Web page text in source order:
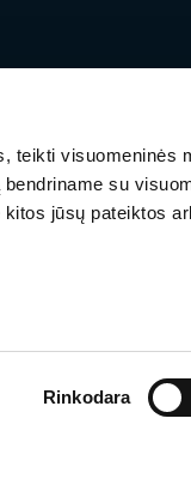
teikti visuomeninės
su
jūsų pateiktos
Rinkodara